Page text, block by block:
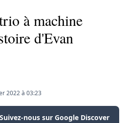
à machine
d'Evan
2022 à 03:23
Suivez-nous sur Google Discover